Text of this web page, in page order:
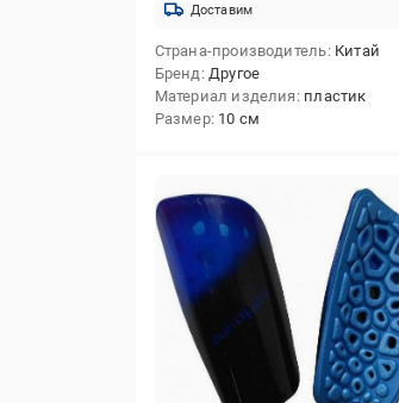
Доставим
Страна-производитель Китай
Бренд Другое
Материал изделия пластик
Размер 10 см